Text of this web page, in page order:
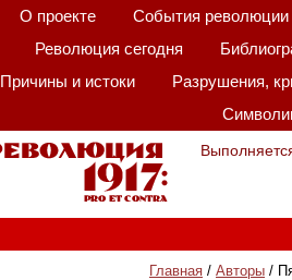
О проекте События революции
Революция сегодня
Причины и истоки
Разрушения,
Главная / Авторы /